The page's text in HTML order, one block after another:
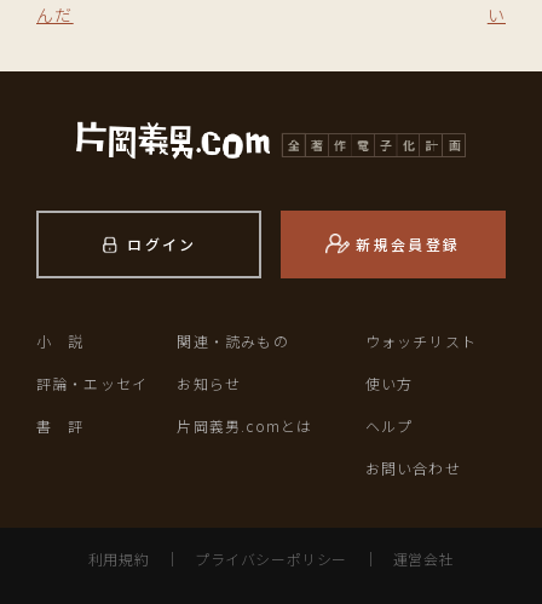
んだ
い
ログイン 新規会員登録
小 説
評論・エッセイ
書 評
関連・読みもの
お知らせ
片岡義男.comとは
ウォッチリスト
使い方
ヘルプ
お問い合わせ
利用規約 ｜ プライバシーポリシー ｜ 運営会社